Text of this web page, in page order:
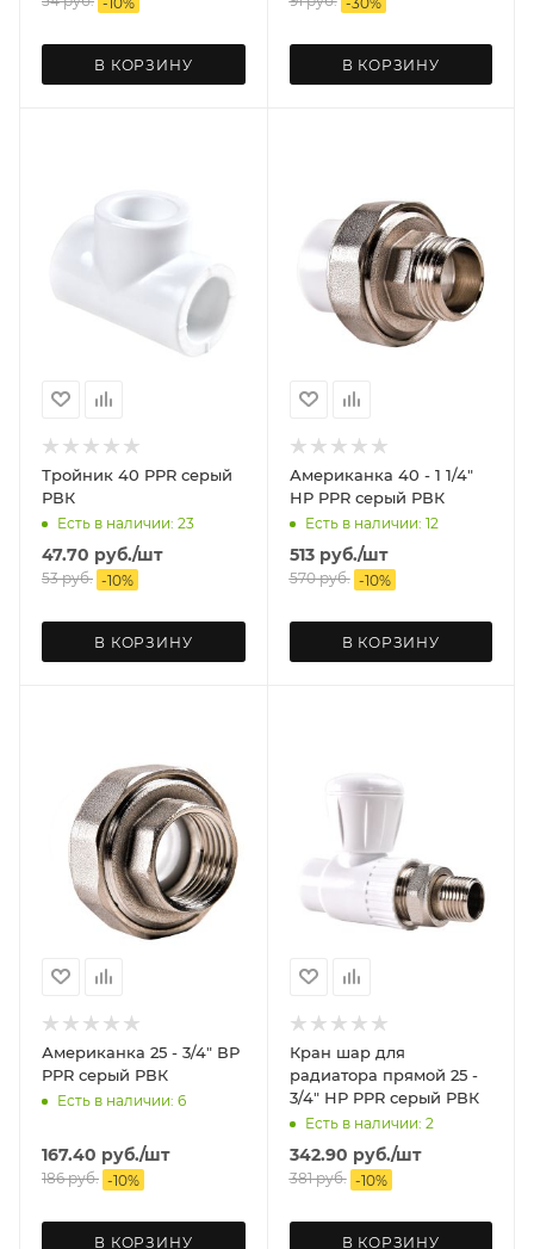
В КОРЗИНУ В КОРЗИНУ
Тройник 40 PPR серый
РВК
Есть в наличии: 23
47.70 руб./шт
53руб. -10%
В КОРЗИНУ
Американка 40 - 1 1/4"
НР PPR серый РВК
Есть в наличии: 12
513руб./шт
570руб. -10%
В КОРЗИНУ
Американка 25 - 3/4" ВР
PPR серый РВК
Есть в наличии: 6
167.40 руб./шт
186руб. -10%
В КОРЗИНУ
Кран шар для
радиатора прямой 25 -
3/4" НР PPR серый РВК
Есть в наличии: 2
342.90 руб./шт
381руб. -10%
В КОРЗИНУ